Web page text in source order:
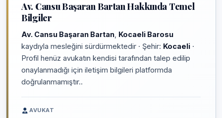
Av. Cansu Başaran Bartan Hakkında Temel
Bilgiler
Av. Cansu Başaran Bartan Kocaeli Barosu
kaydıyla mesleğini sürdürmektedir · Şehir: Kocaeli ·
Profil henüz avukatın kendisi tarafından talep edilip
onaylanmadığı için iletişim bilgileri platformda
doğrulanmamıştır..
AVUKAT